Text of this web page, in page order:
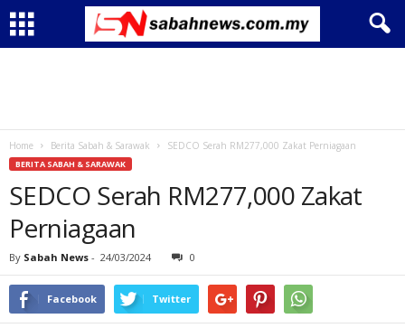
Home Berita Sabah & Sarawak SEDCO Serah RM277,000 Zakat Perniagaan
BERITA SABAH & SARAWAK
SEDCO Serah RM277,000 Zakat
Perniagaan
By Sabah News - 24/03/2024 0
Facebook Twitter